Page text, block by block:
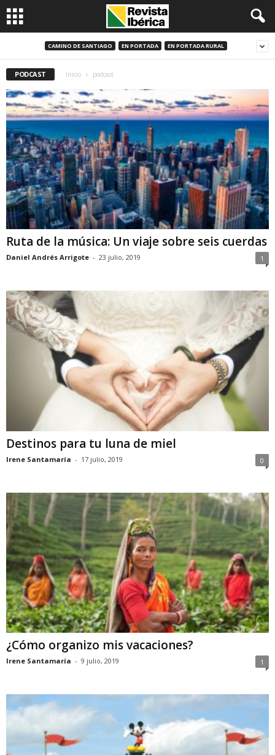
CAMINO DE SANTIAGO EN PORTADA EN PORTADA RURAL
PODCAST Inicio podcast
Ruta de la música: Un viaje sobre seis cuerdas
Daniel Andrés Arrigote - 23 julio, 2019 1
Destinos para tu luna de miel
Irene Santamaría - 17 julio, 2019 0
¿Cómo organizo mis vacaciones?
Irene Santamaría - 9 julio, 2019 1